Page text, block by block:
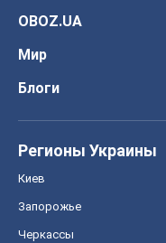
OBOZ.UA
Мир
Блоги
Регионы Украины
Киев
Запорожье
Черкассы